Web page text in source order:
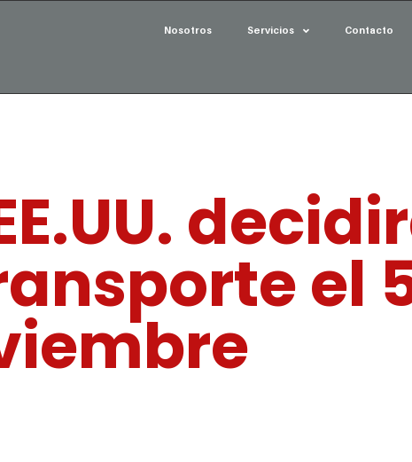
Nosotros Servicios Contacto
el